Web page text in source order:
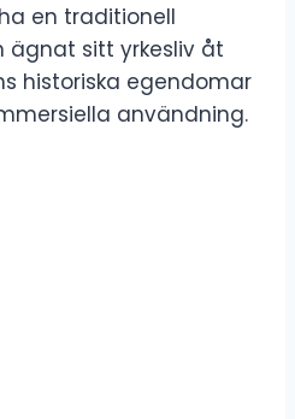
en traditionell
ägnat sitt yrkesliv åt
historiska egendomar
användning.